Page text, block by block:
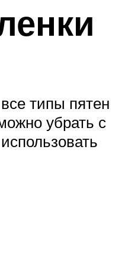
типы пятен
убрать с